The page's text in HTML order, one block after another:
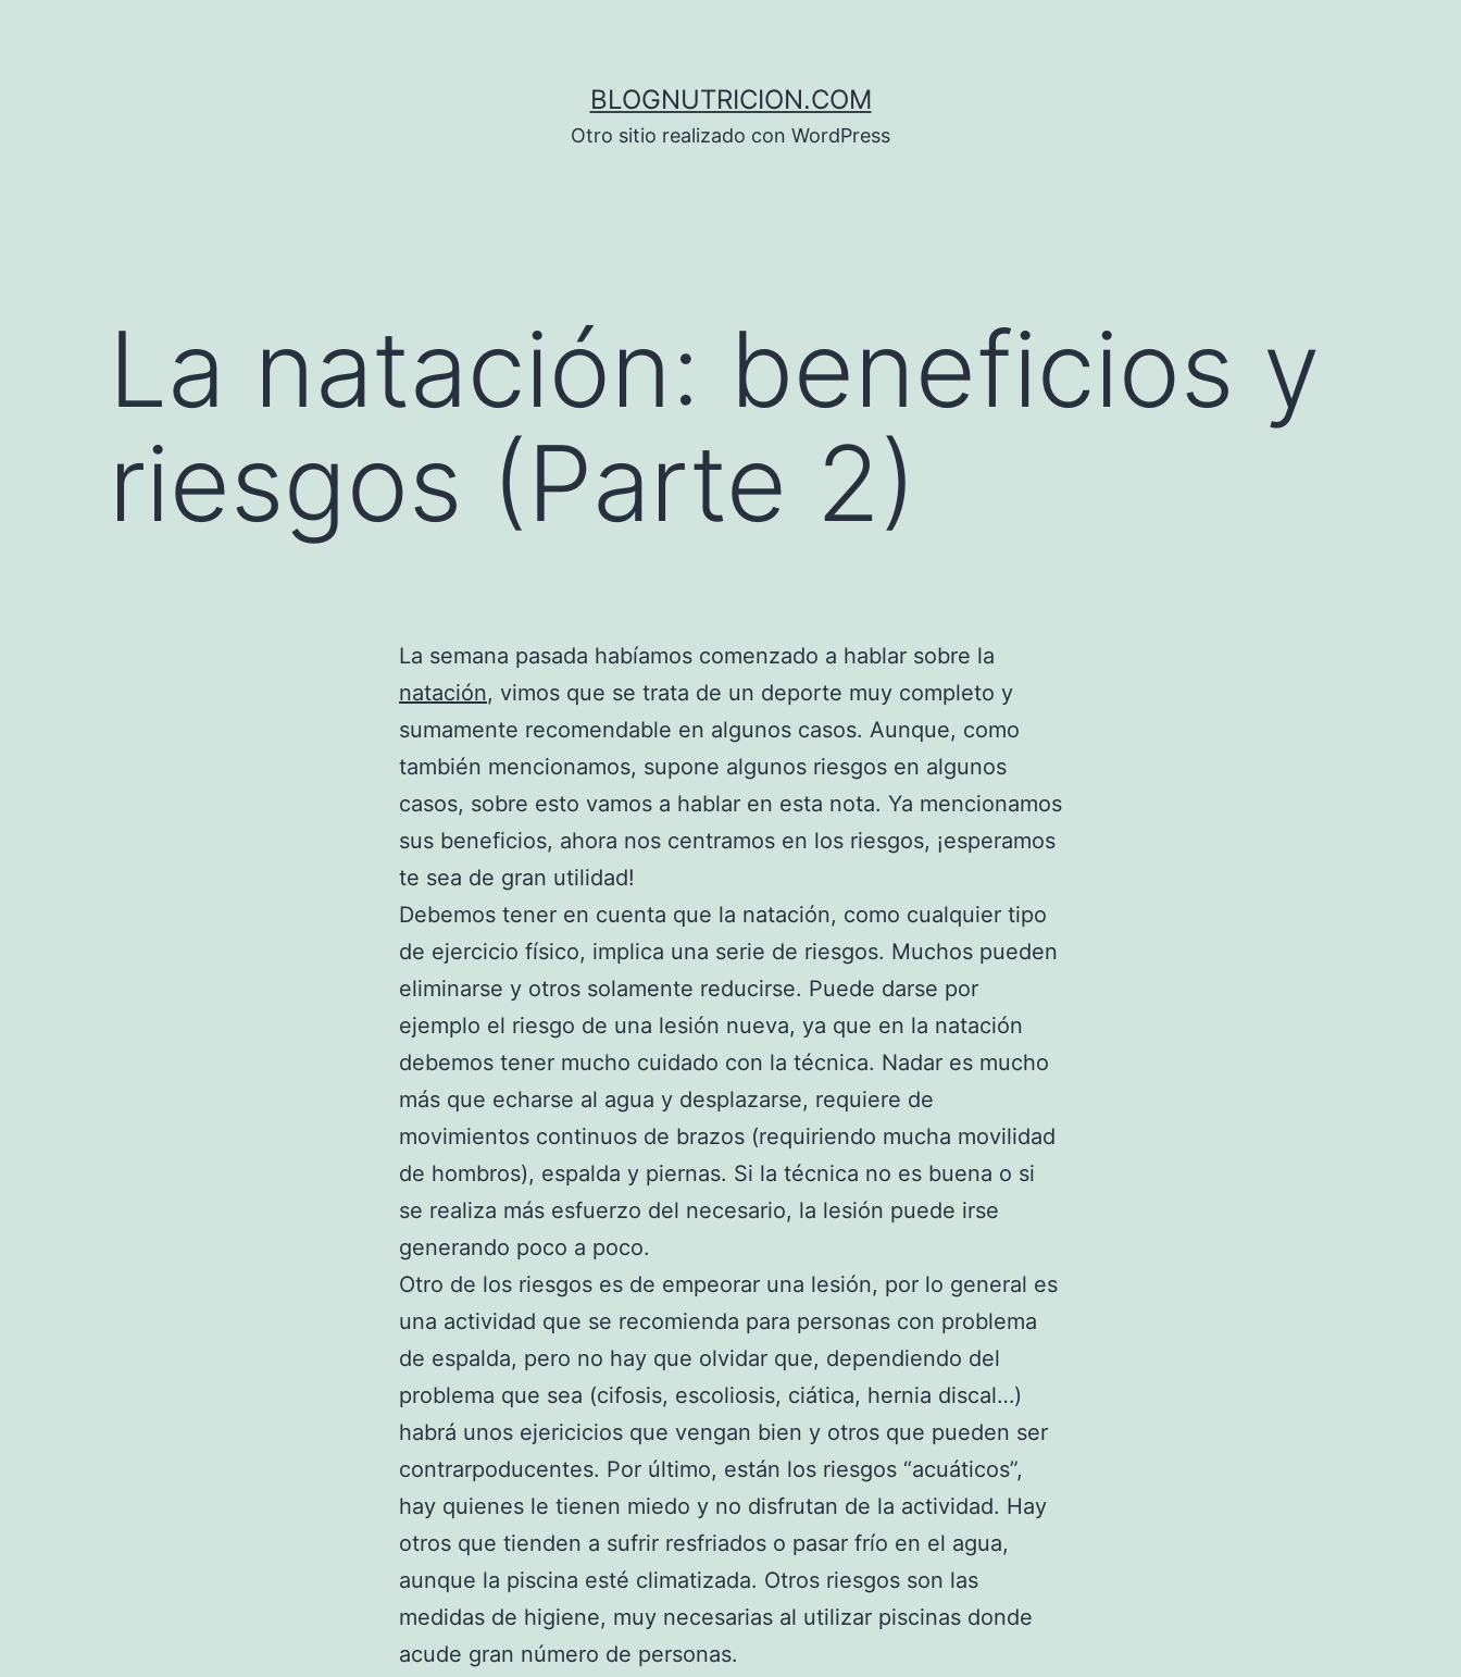
BLOGNUTRICION.COM
Otro sitio realizado con WordPress
La natación: beneficios y
riesgos (Parte 2)
La semana pasada habíamos comenzado a hablar sobre la
natación, vimos que se trata de un deporte muy completo y
sumamente recomendable en algunos casos. Aunque, como
también mencionamos, supone algunos riesgos en algunos
casos, sobre esto vamos a hablar en esta nota. Ya mencionamos
sus beneficios, ahora nos centramos en los riesgos, ¡esperamos
te sea de gran utilidad!
Debemos tener en cuenta que la natación, como cualquier tipo
de ejercicio físico, implica una serie de riesgos. Muchos pueden
eliminarse y otros solamente reducirse. Puede darse por
ejemplo el riesgo de una lesión nueva, ya que en la natación
debemos tener mucho cuidado con la técnica. Nadar es mucho
más que echarse al agua y desplazarse, requiere de
movimientos continuos de brazos (requiriendo mucha movilidad
de hombros), espalda y piernas. Si la técnica no es buena o si
se realiza más esfuerzo del necesario, la lesión puede irse
generando poco a poco.
Otro de los riesgos es de empeorar una lesión, por lo general es
una actividad que se recomienda para personas con problema
de espalda, pero no hay que olvidar que, dependiendo del
problema que sea (cifosis, escoliosis, ciática, hernia discal…)
habrá unos ejericicios que vengan bien y otros que pueden ser
contrarpoducentes. Por último, están los riesgos “acuáticos”,
hay quienes le tienen miedo y no disfrutan de la actividad. Hay
otros que tienden a sufrir resfriados o pasar frío en el agua,
aunque la piscina esté climatizada. Otros riesgos son las
medidas de higiene, muy necesarias al utilizar piscinas donde
acude gran número de personas.